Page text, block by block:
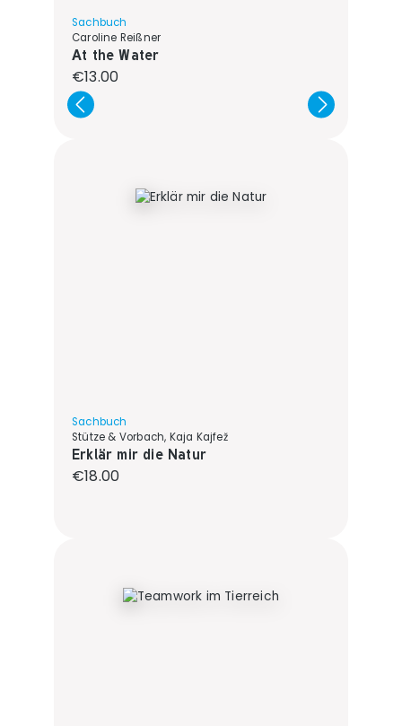
Sachbuch
Caroline Reißner
At the Water
Regular price:
€13.00
Sachbuch
Stütze & Vorbach, Kaja Kajfež
Erklär mir die Natur
Regular price:
€18.00